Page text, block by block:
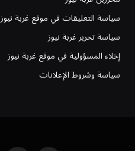
سياسة التعليقات في موقع غربة نيوز
سياسة تحرير غربة نيوز
إخلاء المسؤولية في موقع غربة نيوز
سياسة وشروط الإعلانات